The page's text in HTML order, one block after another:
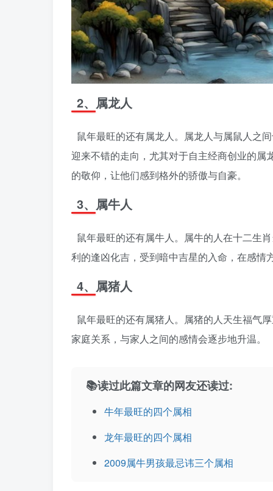
2、属龙人
鼠年最旺的还有属龙人。属龙人与属鼠人之
迎来不错的走向，尤其对于自主经商创业的
的敬仰，让他们感到格外的骄傲与自豪。
3、属牛人
鼠年最旺的还有属牛人。属牛的人在十二生
利的逢凶化吉，受到暗中吉星的入命，在感情
4、属猪人
鼠年最旺的还有属猪人。属猪的人天生福气
家庭关系，与家人之间的感情会逐步地升温。
📚读过此篇文章的网友还读过:
牛年最旺的四个属相
龙年最旺的四个属相
2009属牛男孩最忌讳三个属相